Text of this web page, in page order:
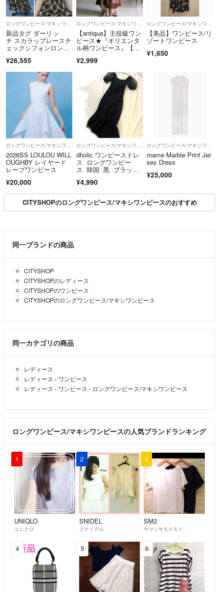
ロングワンピース/マキシワンピース
新品タグ ダーリッ
チ スカラップレースチ
ェックシフォンロング
¥26,555
ロングワンピース/マキシワンピース
【antiqua】主役級ワン
ピース★『オリエンタ
ル柄ワンピース』【ア
¥2,999
ロングワンピース/マキシワンピース
【美品】ワンピース/リ
ゾートワンピース
¥1,650
ロングワンピース/マキシワンピース
2026SS LOULOU WILL
OUGHBY レイヤード
レープワンピース
¥20,000
ロングワンピース/マキシワンピース
dholic ワンピースドレ
ス ロングワンピー
ス 韓国 黒 ブラッ
¥4,990
ロングワンピース/マキシワンピース
mame Marble Print Jer
sey Dress
¥25,000
CITYSHOPのロングワンピース/マキシワンピースのおすすめ
同一ブランドの商品
CITYSHOP
CITYSHOPのレディース
CITYSHOPのワンピース
CITYSHOPのロングワンピース/マキシワンピース
同一カテゴリの商品
レディース
レディース › ワンピース
レディース › ワンピース › ロングワンピース/マキシワンピース
ロングワンピース/マキシワンピースの人気ブランドランキング
1
UNIQLO
ユニクロ
2
SNIDEL
スナイデル
3
SM2
サマンサモスモス
4 5 6